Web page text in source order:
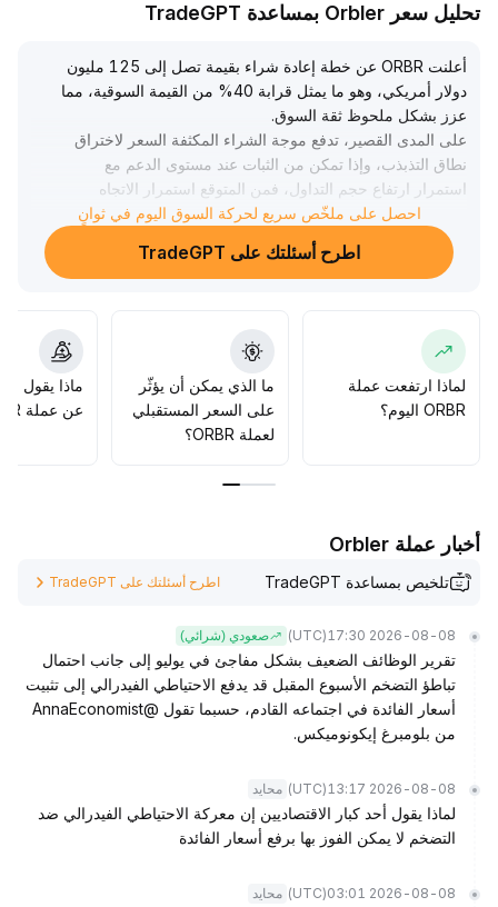
تحليل سعر Orbler بمساعدة TradeGPT
أعلنت ORBR عن خطة إعادة شراء بقيمة تصل إلى 125 مليون
دولار أمريكي، وهو ما يمثل قرابة 40% من القيمة السوقية، مما
عزز بشكل ملحوظ ثقة السوق.
على المدى القصير، تدفع موجة الشراء المكثفة السعر لاختراق
نطاق التذبذب، وإذا تمكن من الثبات عند مستوى الدعم مع
استمرار ارتفاع حجم التداول، فمن المتوقع استمرار الاتجاه
الصعودي.
أما على المدى الطويل، فإن إعادة الشراء تقلل بشكل كبير من
العرض المتداول، وتبعث بإشارة قوية من الإدارة حول التقييم
الإيجابي، والانتباه إلى أساسيات المشروع وتقدم النظام البيئي،
وينصح باستغلال الفرص لإعادة التقييم على المدى المتوسط
احصل على ملخّص سريع لحركة السوق اليوم في ثوانٍ
اطرح أسئلتك على TradeGPT
لماذا ارتفعت عملة
ORBR اليوم؟
ما الذي يمكن أن يؤثّر
على السعر المستقبلي
لعملة ORBR؟
ماذا يقول
عن عملة ORBR؟
أخبار عملة Orbler
تلخيص بمساعدة TradeGPT اطرح أسئلتك على TradeGPT
2026-08-08 17:30
(UTC) صعودي (شرائي)
تقرير الوظائف الضعيف بشكل مفاجئ في يوليو إلى جانب احتمال
تباطؤ التضخم الأسبوع المقبل قد يدفع الاحتياطي الفيدرالي إلى تثبيت
أسعار الفائدة في اجتماعه القادم، حسبما تقول @AnnaEconomist
من بلومبرغ إيكونوميكس.
2026-08-08 13:17
(UTC) محايد
لماذا يقول أحد كبار الاقتصاديين إن معركة الاحتياطي الفيدرالي ضد
التضخم لا يمكن الفوز بها برفع أسعار الفائدة
2026-08-08 03:01
(UTC) محايد